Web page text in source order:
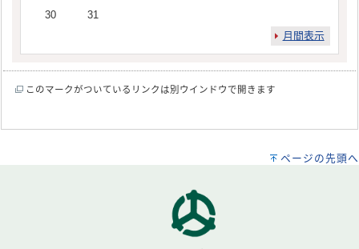
30
31
月間表示
このマークがついているリンクは別ウインドウで開きます
ページの先頭へ